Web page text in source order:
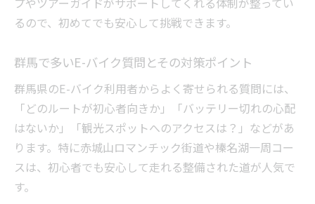
るので、初めてでも安心して挑戦できます。
群馬で多いE-バイク質問とその対策ポイント
群馬県のE-バイク利用者からよく寄せられる質問には、
「どのルートが初心者向きか」「バッテリー切れの心配
はないか」「観光スポットへのアクセスは？」などがあ
ります。特に赤城山ロマンチック街道や榛名湖一周コー
スは、初心者でも安心して走れる整備された道が人気で
す。